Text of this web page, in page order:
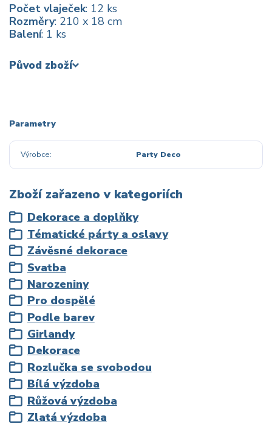
Počet vlaječek: 12 ks
Rozměry: 210 x 18 cm
Balení: 1 ks
Původ zboží
Parametry
Výrobce Party Deco
Zboží zařazeno v kategoriích
Dekorace a doplňky
Tématické párty a oslavy
Závěsné dekorace
Svatba
Narozeniny
Pro dospělé
Podle barev
Girlandy
Dekorace
Rozlučka se svobodou
Bílá výzdoba
Růžová výzdoba
Zlatá výzdoba